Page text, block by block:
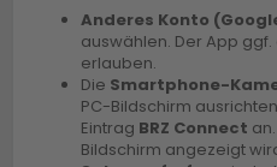
Anderes Konto
auswählen. Der App
erlauben.
Die Smartphone-
PC-Bildschirm
Eintrag BRZ Connect
Bildschirm angezeigt